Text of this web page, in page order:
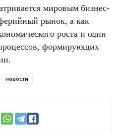
мировым бизнес-
рынок, а как
роста и один
формирующих
новости